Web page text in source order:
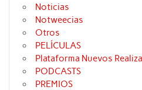
Noticias
Notweecias
Otros
PELÍCULAS
Plataforma Nuevos
PODCASTS
PREMIOS